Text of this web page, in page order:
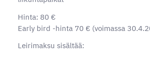
Hinta: 80 €
Early bird -hinta 70 € (voimassa
Leirimaksu sisältää: